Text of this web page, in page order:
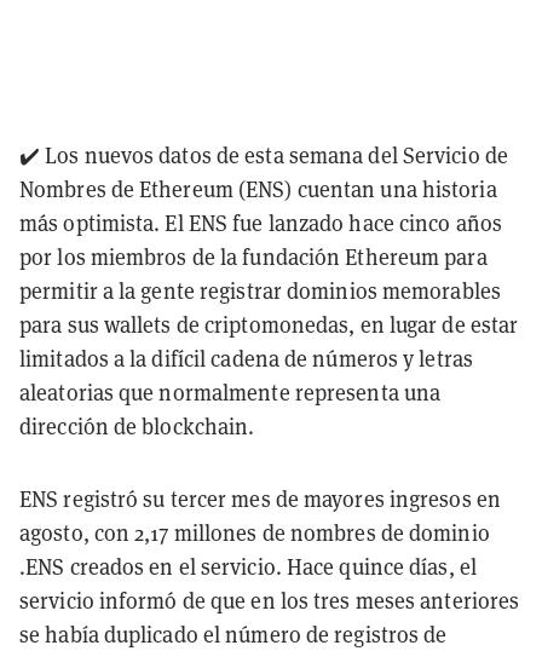
✔️ Los nuevos datos de esta semana del Servicio de
Nombres de Ethereum (ENS) cuentan una historia
más optimista. El ENS fue lanzado hace cinco años
por los miembros de la fundación Ethereum para
permitir a la gente registrar dominios memorables
para sus wallets de criptomonedas, en lugar de estar
limitados a la difícil cadena de números y letras
aleatorias que normalmente representa una
dirección de blockchain.
ENS registró su tercer mes de mayores ingresos en
agosto, con 2,17 millones de nombres de dominio
.ENS creados en el servicio. Hace quince días, el
servicio informó de que en los tres meses anteriores
se había duplicado el número de registros de